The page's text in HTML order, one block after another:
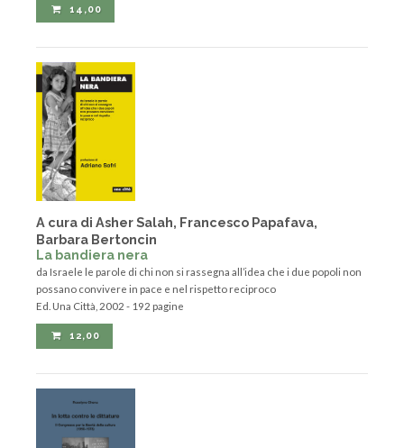
A cura di Asher Salah, Francesco Papafava,
Barbara Bertoncin
La bandiera nera
da Israele le parole di chi non si rassegna all’idea che i due popoli non
possano convivere in pace e nel rispetto reciproco
Ed. Una Città, 2002 - 192 pagine